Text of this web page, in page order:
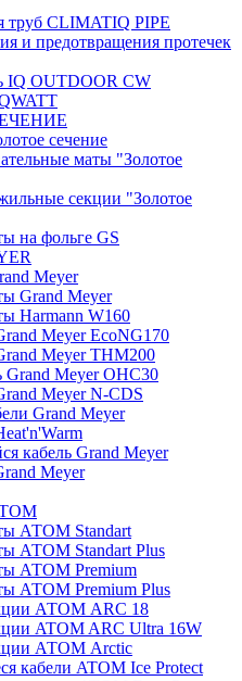
труб CLIMATIQ PIPE
и предотвращения протечек
IQ OUTDOOR CW
сечение
маты "Золотое
секции "Золотое
на фольге GS
Meyer
Grand Meyer
Harmann W160
Meyer EcoNG170
Meyer THM200
Meyer OHC30
Meyer N-CDS
Grand Meyer
кабель Grand Meyer
Meyer
АТОМ Standart
АТОМ Standart Plus
АТОМ Premium
АТОМ Premium Plus
АТОМ ARC 18
ATOM ARC Ultra 16W
АТОМ Arctic
кабели ATOM Ice Protect